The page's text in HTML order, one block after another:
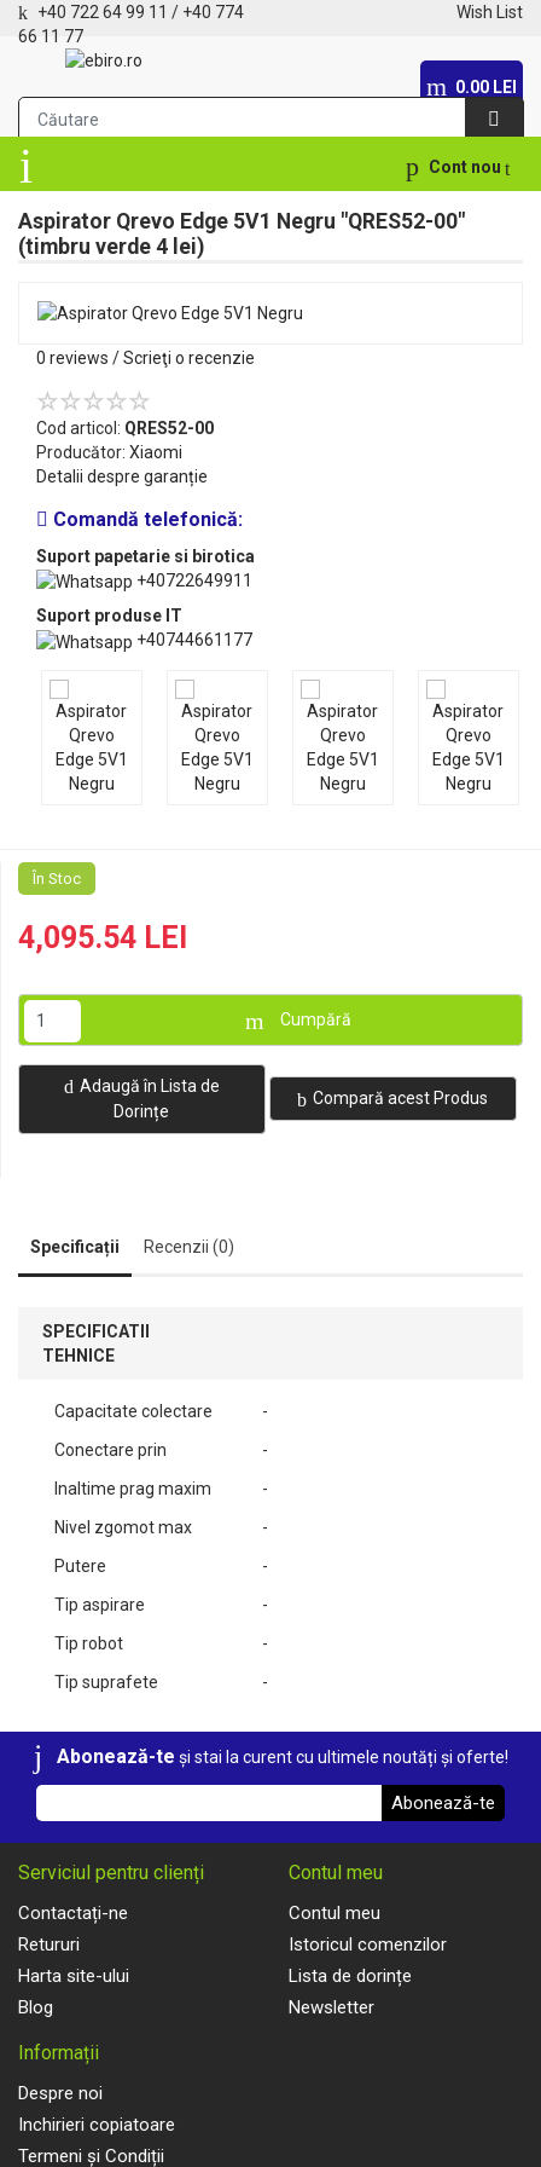
+40 722 64 99 11 / +40 774
66 11 77
Wish List
0.00 LEI
Cont nou
Aspirator Qrevo Edge 5V1 Negru "QRES52-00"
(timbru verde 4 lei)
0 reviews /Scrieţi o recenzie
Cod articol: QRES52-00
Producător: Xiaomi
Detalii despre garanție
Comandă telefonică:
Suport papetarie si birotica
+40722649911
Suport produse IT
+40744661177
În Stoc
4,095.54 LEI
Cumpără
Adaugă în Lista de
Dorințe
Compară acest Produs
Specificații Recenzii (0)
SPECIFICATII
TEHNICE
Capacitate colectare
-
Conectare prin
-
Inaltime prag maxim
-
Nivel zgomot max
-
Putere
-
Tip aspirare
-
Tip robot
-
Tip suprafete
-
Abonează-te și stai la curent cu ultimele noutăți și oferte!
Abonează-te
Serviciul pentru clienți
Contactați-ne
Retururi
Harta site-ului
Blog
Contul meu
Contul meu
Istoricul comenzilor
Lista de dorințe
Newsletter
Informații
Despre noi
Inchirieri copiatoare
Termeni și Condiții